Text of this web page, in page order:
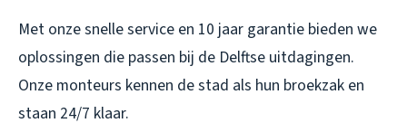
Met onze snelle service en 10 jaar garantie bieden we
oplossingen die passen bij de Delftse uitdagingen.
Onze monteurs kennen de stad als hun broekzak en
staan 24/7 klaar.